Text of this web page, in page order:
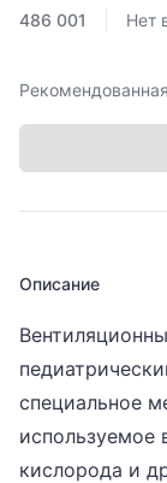
486 001 Нет
Описание
специальное
используемое
кислорода и